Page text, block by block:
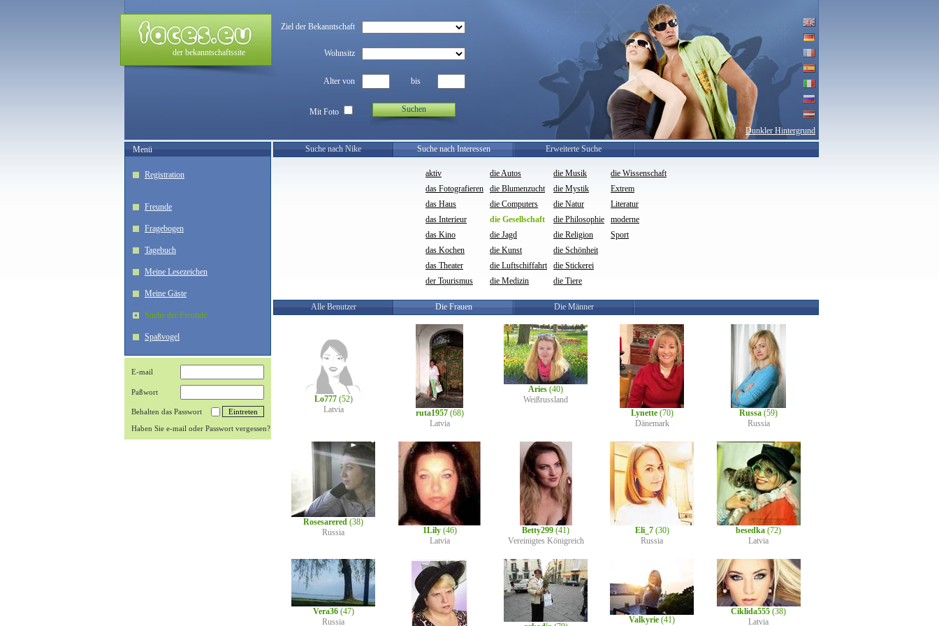
der bekanntschaftssite
Ziel der Bekanntschaft
Wohnsitz
Alter von bis
Mit Foto Suchen
Dunkler Hintergrund
Menü
Registration
Freunde
Fragebogen
Tagebuch
Meine Lesezeichen
Meine Gäste
Suche der Freunde
Spaßvogel
E-mail
Paßwort
Behalten das Passwort
Haben Sie e-mail oder Passwort vergessen?
Suche nach Nike Suche nach Interessen Erweiterte Suche
aktiv
das Fotografieren
das Haus
das Interieur
das Kino
das Kochen
das Theater
der Tourismus
die Autos
die Blumenzucht
die Computers
die Gesellschaft
die Jagd
die Kunst
die Luftschiffahrt
die Medizin
die Musik
die Mystik
die Natur
die Philosophie
die Religion
die Schönheit
die Stickerei
die Tiere
die Wissenschaft
Extrem
Literatur
moderne
Sport
Alle Benutzer Die Frauen Die Männer
Lo777(52)
Latvia
ruta1957(68)
Latvia
Aries (40)
Weißrussland
Lynette(70)
Dänemark
Russa (59)
Russia
Rosesarered (38)
Russia
1Lily(46)
Latvia
Betty299 (41)
Vereinigtes Königreich
Eli_7(30)
Russia
besedka (72)
Latvia
Vera36(47)
Russia
Valkyrie (41)
Ciklida555 (38)
Latvia